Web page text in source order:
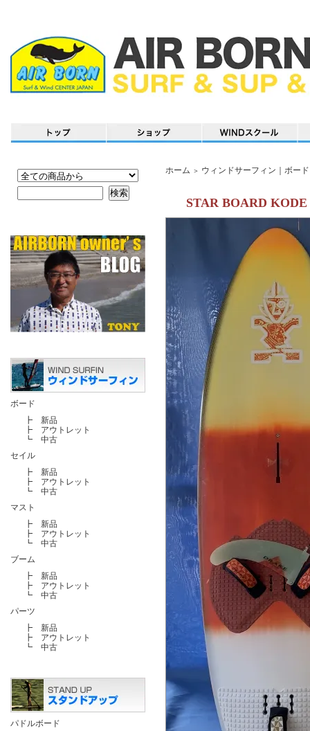
ボード
┣ 新品
┣ アウトレット
┗ 中古
セイル
┣ 新品
┣ アウトレット
┗ 中古
マスト
┣ 新品
┣ アウトレット
┗ 中古
ブーム
┣ 新品
┣ アウトレット
┗ 中古
パーツ
┣ 新品
┣ アウトレット
┗ 中古
パドルボード
ホーム ＞ ウィンドサーフィン｜ボー
STAR BOARD KODE